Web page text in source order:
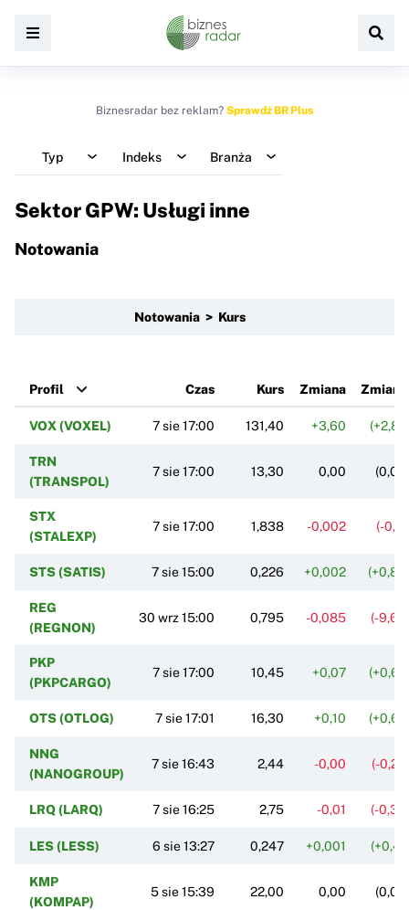
Biznesradar bez reklam? Sprawdź BR Plus
Typ Indeks Branża
Sektor GPW: Usługi inne
Notowania
Notowania > Kurs
Profil Czas Kurs Zmiana Zmiana
VOX (VOXEL) 7 sie 17:00 131,40 +3,60
TRN
(TRANSPOL)
7 sie 17:00 13,30 0,00
STX
(STALEXP)
7 sie 17:00 1,838 -0,002 (-
STS (SATIS) 7 sie 15:00 0,226 +0,002
REG
(REGNON)
30 wrz 15:00 0,795 -0,085 (-
PKP
(PKPCARGO)
7 sie 17:00 10,45 +0,07
OTS (OTLOG) 7 sie 17:01 16,30 +0,10
NNG
(NANOGROUP)
7 sie 16:43 2,44 -0,00 (-
LRQ (LARQ) 7 sie 16:25 2,75 -0,01 (-
LES (LESS) 6 sie 13:27 0,247 +0,001
KMP
(KOMPAP)
5 sie 15:39 22,00 0,00